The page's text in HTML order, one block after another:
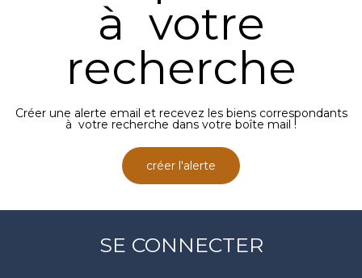
à votre
recherche
Créer une alerte email et recevez les biens correspondants
à votre recherche dans votre boîte mail !
créer l'alerte
SE CONNECTER